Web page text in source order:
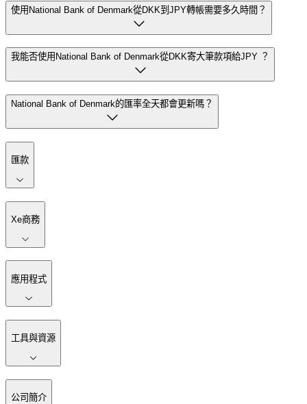
使用National Bank of Denmark從DKK到JPY轉帳需要多久時間？
我能否使用National Bank of Denmark從DKK寄大筆款項給JPY ？
National Bank of Denmark的匯率全天都會更新嗎？
匯款
Xe商務
應用程式
工具與資源
公司簡介